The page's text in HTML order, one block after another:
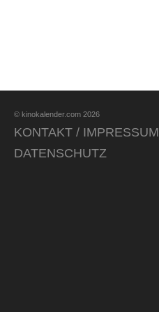
© kinokalender.com 2026
KONTAKT / IMPRESSUM
DATENSCHUTZ